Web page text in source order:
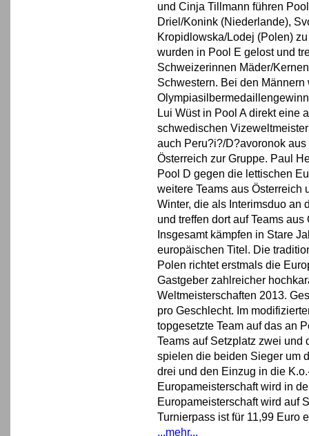
und Cinja Tillmann führen
Driel/Konink (Niederlande),
Kropidlowska/Lodej (Polen)
wurden in Pool E gelost und
Schweizerinnen Mäder/
Schwestern. Bei den Männern
Lui Wüst in Pool A direkt eine
schwedischen
auch Peru?i?/D?avoronok
Österreich zur Gruppe. Paul
Pool D gegen die lettischen
weitere Teams aus Österreich
Winter, die als Interimsduo an
und treffen dort auf Teams
Insgesamt kämpfen in Stare
europäischen Titel. Die
Polen richtet erstmals die
Gastgeber zahlreicher
Weltmeisterschaften 2013.
pro Geschlecht. Im
topgesetzte Team auf das an
Teams auf Setzplatz zwei
spielen die beiden Sieger um
drei und den Einzug in die
Europameisterschaft wird in
Europameisterschaft wird auf
Turnierpass ist für 11,99 Euro
...mehr...